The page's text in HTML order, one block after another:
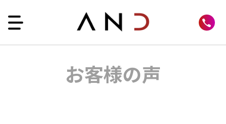
お客様の声